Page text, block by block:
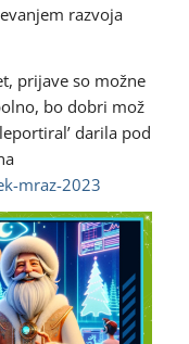
razvoja
prijave so možne
bo dobri mož
darila pod
mraz-2023